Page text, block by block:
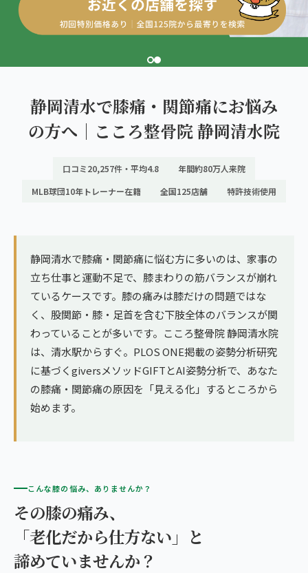
ぎっくり腰
寝違え
姿勢矯正
疲労回復
ゴルフ
ヨガ・ピラティス
高田馬場エリア（2院）
立川エリア（2院）
広島エリア（4院）
鹿児島エリア（3院）
→ エリア一覧（全11エリア）
メディア・実績
お知らせ
コラム
静岡清水で膝痛・関節痛にお悩み
の方へ｜こころ整骨院 静岡清水院
口コミ20,257件・平均4.8
年間約80万人来院
MLB球団10年トレーナー在籍
全国125店舗 特許技術使用
静岡清水で膝痛・関節痛に悩む方に多いのは、家事の
立ち仕事と運動不足で、膝まわりの筋バランスが崩れ
ているケースです。膝の痛みは膝だけの問題ではな
く、股関節・膝・足首を含む下肢全体のバランスが関
わっていることが多いです。こころ整骨院 静岡清水院
は、清水駅からすぐ。PLOS ONE掲載の姿勢分析研究
に基づくgiversメソッドGIFTとAI姿勢分析で、あなた
の膝痛・関節痛の原因を「見える化」するところから
始めます。
こんな膝の悩み、ありませんか？
その膝の痛み、
「老化だから仕方ない」と
諦めていませんか？